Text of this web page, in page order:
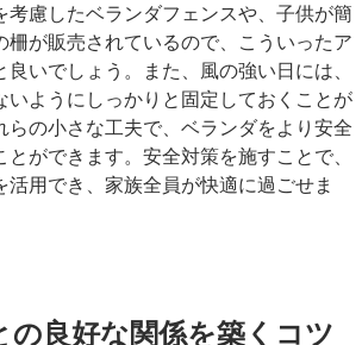
考慮したベランダフェンスや、子供が簡
柵が販売されているので、こういったア
いでしょう。また、風の強い日には、
いようにしっかりと固定しておくことが
らの小さな工夫で、ベランダをより安全
ができます。安全対策を施すことで、
活用でき、家族全員が快適に過ごせま
の良好な関係を築くコツ